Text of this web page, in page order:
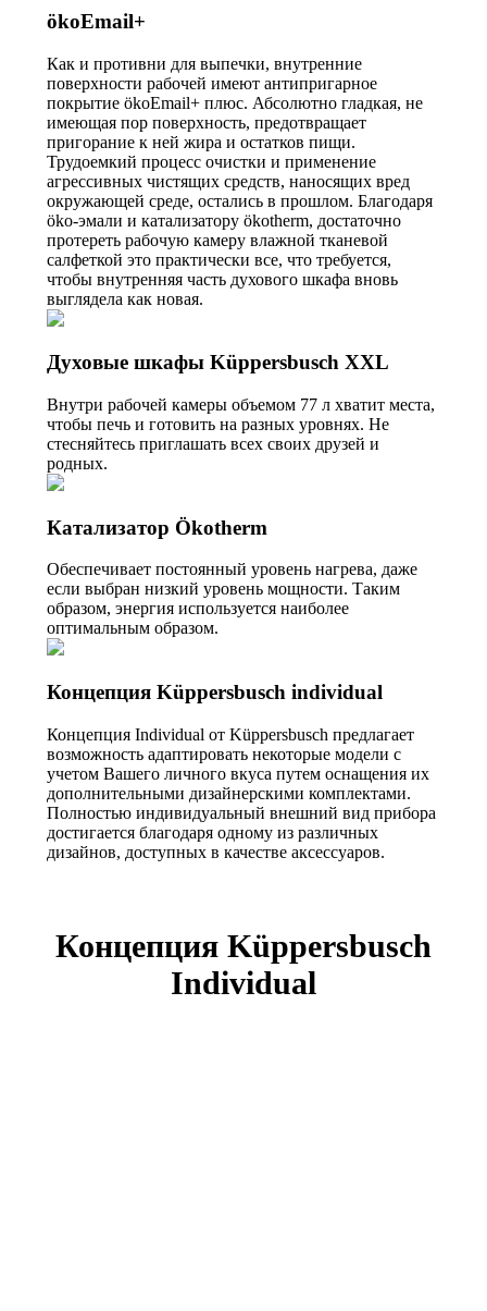
ökoEmail+
Как и противни для выпечки, внутренние
поверхности рабочей имеют антипригарное
покрытие ökoEmail+ плюс. Абсолютно гладкая, не
имеющая пор поверхность, предотвращает
пригорание к ней жира и остатков пищи.
Трудоемкий процесс очистки и применение
агрессивных чистящих средств, наносящих вред
окружающей среде, остались в прошлом. Благодаря
öko-эмали и катализатору ökotherm, достаточно
протереть рабочую камеру влажной тканевой
салфеткой это практически все, что требуется,
чтобы внутренняя часть духового шкафа вновь
выглядела как новая.
Духовые шкафы Küppersbusch XXL
Внутри рабочей камеры объемом 77 л хватит места,
чтобы печь и готовить на разных уровнях. Не
стесняйтесь приглашать всех своих друзей и
родных.
Катализатор Ökotherm
Обеспечивает постоянный уровень нагрева, даже
если выбран низкий уровень мощности. Таким
образом, энергия используется наиболее
оптимальным образом.
Концепция Küppersbusch individual
Концепция Individual от Küppersbusch предлагает
возможность адаптировать некоторые модели с
учетом Вашего личного вкуса путем оснащения их
дополнительными дизайнерскими комплектами.
Полностью индивидуальный внешний вид прибора
достигается благодаря одному из различных
дизайнов, доступных в качестве аксессуаров.
Концепция Küppersbusch
Individual